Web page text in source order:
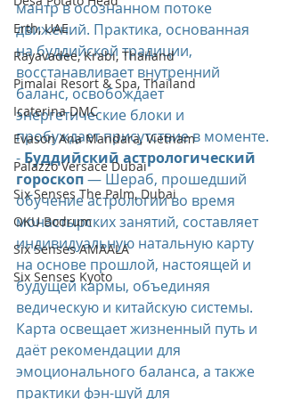
Erth, UAE
Rayavadee, Krabi, Thailand
Pimalai Resort & Spa, Thailand
Icaterina DMC
Evason Ana Mandara, Vietnam
Palazzo Versace Dubai
Six Senses The Palm, Dubai
OKU Bodrum
Six Senses AMAALA
Six Senses Kyoto
мантр в осознанном потоке
движений. Практика, основанная
на буддийской традиции,
восстанавливает внутренний
баланс, освобождает
энергетические блоки и
пробуждает присутствие в моменте.
- Буддийский астрологический
гороскоп — Шераб, прошедший
обучение астрологии во время
монастырских занятий, составляет
индивидуальную натальную карту
на основе прошлой, настоящей и
будущей кармы, объединяя
ведическую и китайскую системы.
Карта освещает жизненный путь и
даёт рекомендации для
эмоционального баланса, а также
практики фэн-шуй для